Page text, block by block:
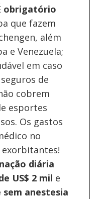
obrigatório
que fazem
além
e Venezuela;
em caso
de
cobrem
esportes
Os gastos
no
diária
US$ 2 mil e
anestesia